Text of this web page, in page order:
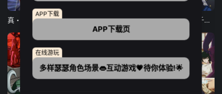
12集全
真・进化果 实不知不觉踏上胜利的人生
12集全
东京猫猫 NEW～♡
13集全
弹珠汽水瓶里的千岁同学
APP下载
APP下载页
在线游玩
多样瑟瑟角色场景👄互动游戏💗待你体验!🌟